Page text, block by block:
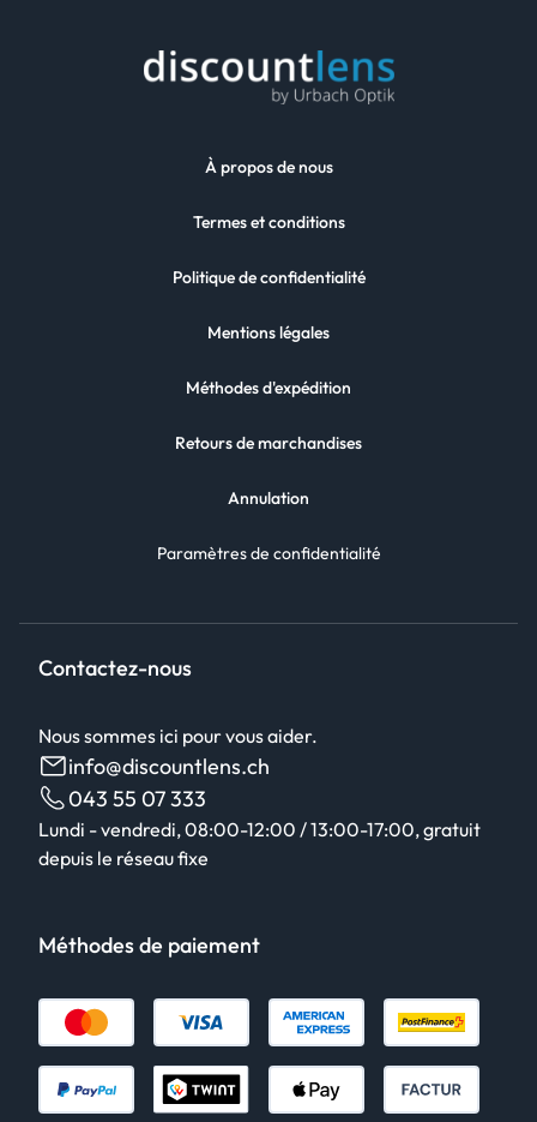
À propos de nous
Termes et conditions
Politique de confidentialité
Mentions légales
Méthodes d'expédition
Retours de marchandises
Annulation
Paramètres de confidentialité
Contactez-nous
Nous sommes ici pour vous aider.
info@discountlens.ch
043 55 07 333
Lundi - vendredi, 08:00-12:00 / 13:00-17:00, gratuit
depuis le réseau fixe
Méthodes de paiement